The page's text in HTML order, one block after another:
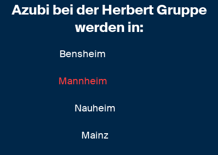
Azubi bei der Herbert Gruppe
werden in:
Bensheim
Mannheim
Nauheim
Mainz